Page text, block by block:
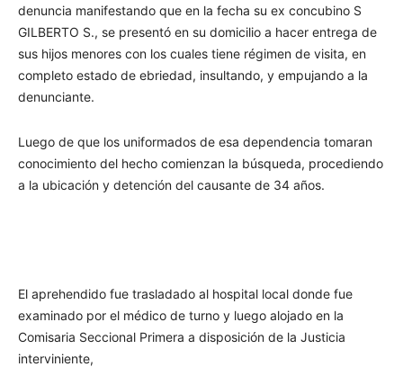
denuncia manifestando que en la fecha su ex concubino S
GILBERTO S., se presentó en su domicilio a hacer entrega de
sus hijos menores con los cuales tiene régimen de visita, en
completo estado de ebriedad, insultando, y empujando a la
denunciante.
Luego de que los uniformados de esa dependencia tomaran
conocimiento del hecho comienzan la búsqueda, procediendo
a la ubicación y detención del causante de 34 años.
El aprehendido fue trasladado al hospital local donde fue
examinado por el médico de turno y luego alojado en la
Comisaria Seccional Primera a disposición de la Justicia
interviniente,